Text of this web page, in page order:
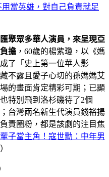
當英雄，對自己負責就足
聚眾多華人演員，來呈現亞
擔 ，60歲的楊紫瓊，以《媽
了「史上第一位華人影
不露且愛子心切的孫媽媽艾
的畫面肯定精彩可期；已顯
特別飛到洛杉磯待了2個
台灣兩名新生代演員錢裕揚
責圈粉，都是該劇的注目焦
子當主角！寇世勳：中年男
）